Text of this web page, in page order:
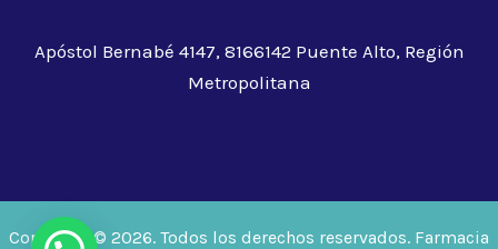
Apóstol Bernabé 4147, 8166142 Puente Alto, Región
Metropolitana
Copyright © 2026. Todos los derechos reservados. Farmacia